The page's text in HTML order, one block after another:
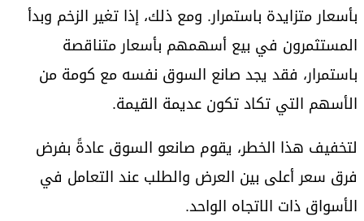
بأسعار متزايدة باستمرار. ومع ذلك، إذا تغير الزخم وبدأ
المستثمرون في بيع أسهمهم بأسعار متناقصة
باستمرار، فقد يجد صانع السوق نفسه مع كومة من
الأسهم التي تكاد تكون عديمة القيمة.
لتخفيف هذا الخطر، يقوم صانعو السوق عادةً بفرض
فرق سعر أعلى بين العرض والطلب عند التعامل في
الأسواق ذات الاتجاه الواحد.